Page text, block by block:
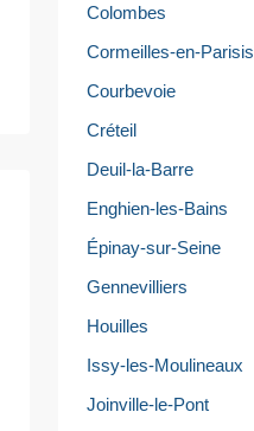
Colombes
Cormeilles-en-Parisis
Courbevoie
Créteil
Deuil-la-Barre
Enghien-les-Bains
Épinay-sur-Seine
Gennevilliers
Houilles
Issy-les-Moulineaux
Joinville-le-Pont